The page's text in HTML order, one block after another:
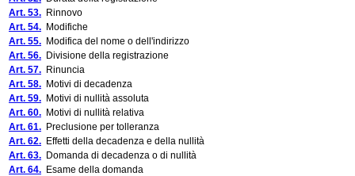
Art. 53. Rinnovo
Art. 54. Modifiche
Art. 55. Modifica del nome o dell'indirizzo
Art. 56. Divisione della registrazione
Art. 57. Rinuncia
Art. 58. Motivi di decadenza
Art. 59. Motivi di nullità assoluta
Art. 60. Motivi di nullità relativa
Art. 61. Preclusione per tolleranza
Art. 62. Effetti della decadenza e della nullità
Art. 63. Domanda di decadenza o di nullità
Art. 64. Esame della domanda